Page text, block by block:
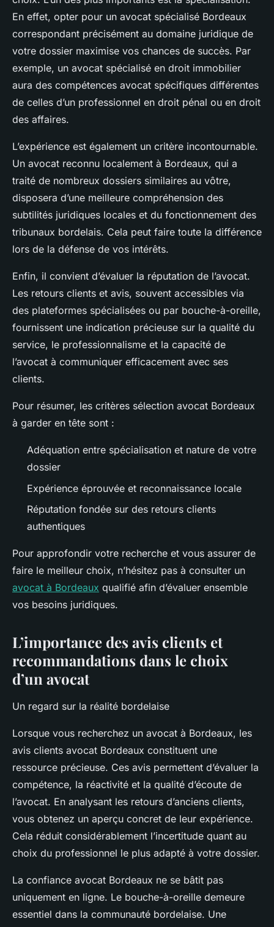
En effet, opter pour un avocat spécialisé Bordeaux
correspondant précisément au domaine juridique de
votre dossier maximise vos chances de succès. Par
exemple, un avocat spécialisé en droit immobilier
aura des compétences avocat spécifiques différentes
de celles d’un professionnel en droit pénal ou en droit
des affaires.
L’expérience est également un critère incontournable.
Un avocat reconnu localement à Bordeaux, qui a
traité de nombreux dossiers similaires au vôtre,
disposera d’une meilleure compréhension des
subtilités juridiques locales et du fonctionnement des
tribunaux bordelais. Cela peut faire toute la différence
lors de la défense de vos intérêts.
Enfin, il convient d’évaluer la réputation de l’avocat.
Les retours clients et avis, souvent accessibles via
des plateformes spécialisées ou par bouche-à-oreille,
fournissent une indication précieuse sur la qualité du
service, le professionnalisme et la capacité de
l’avocat à communiquer efficacement avec ses
clients.
Pour résumer, les critères sélection avocat Bordeaux
à garder en tête sont :
Adéquation entre spécialisation et nature de votre
dossier
Expérience éprouvée et reconnaissance locale
Réputation fondée sur des retours clients
authentiques
Pour approfondir votre recherche et vous assurer de
faire le meilleur choix, n’hésitez pas à consulter un
avocat à Bordeaux qualifié afin d’évaluer ensemble
vos besoins juridiques.
L’importance des avis clients et
recommandations dans le choix
d’un avocat
Un regard sur la réalité bordelaise
Lorsque vous recherchez un avocat à Bordeaux, les
avis clients avocat Bordeaux constituent une
ressource précieuse. Ces avis permettent d’évaluer la
compétence, la réactivité et la qualité d’écoute de
l’avocat. En analysant les retours d’anciens clients,
vous obtenez un aperçu concret de leur expérience.
Cela réduit considérablement l’incertitude quant au
choix du professionnel le plus adapté à votre dossier.
La confiance avocat Bordeaux ne se bâtit pas
uniquement en ligne. Le bouche-à-oreille demeure
essentiel dans la communauté bordelaise. Une